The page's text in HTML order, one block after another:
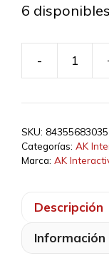
6 disponibles
-
SKU:
Categorías: AK
Marca: AK
Descripción